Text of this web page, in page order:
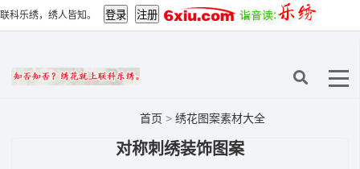
联科乐绣，绣人皆知。
首页 > 绣花图案素材大全
对称刺绣装饰图案